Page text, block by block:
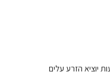
יוציא הזרע עלים